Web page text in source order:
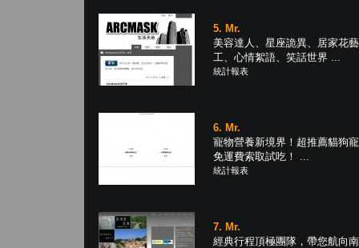
5. Mr.
美容達人、星座詭異、居家花
工、心情絮語、笑話世界 ...
統計報表
6. Mr.
寵物營養新境界！超推薦貓狗
免運費索取試吃！ ...
統計報表
7. Mr.
經典行程頂極團隊，帶您航向